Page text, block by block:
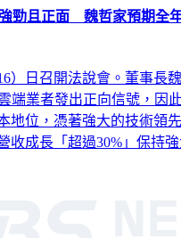
勁且正面 魏哲家預期全
）日召開法說會。董事長
端業者發出正向信號，因
地位，憑著強大的技術領
收成長「超過30%」保持強